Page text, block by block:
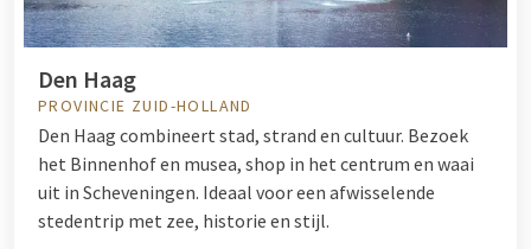
Den Haag
PROVINCIE ZUID-HOLLAND
Den Haag combineert stad, strand en cultuur. Bezoek
het Binnenhof en musea, shop in het centrum en waai
uit in Scheveningen. Ideaal voor een afwisselende
stedentrip met zee, historie en stijl.